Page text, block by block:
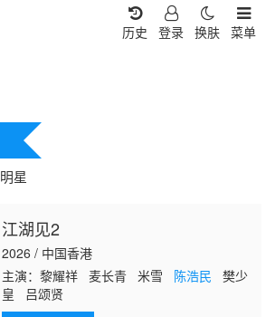
菜单
换肤
登录
历史
明星
江湖见2
2026 / 中国香港
主演：黎耀祥 麦长青 米雪 陈浩民 樊少
皇 吕颂贤